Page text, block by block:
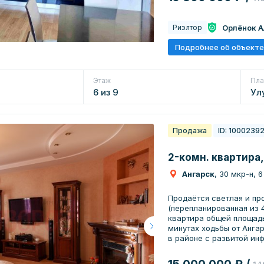
гарантирует тепло и тишину
комнаты обеспечивают
же, квартира
востребованном
остановки находятся
включая магазины,
Риэлтор Орлёнок
Подробнее об объекте
Этаж
6 из 9
Продажа ID:
2-комн.
Ангарск, 30 мкр-н, 6
Продаётся светлая и
(перепланированная из
квартира общей
минутах ходьбы от
в районе с развитой
остановки